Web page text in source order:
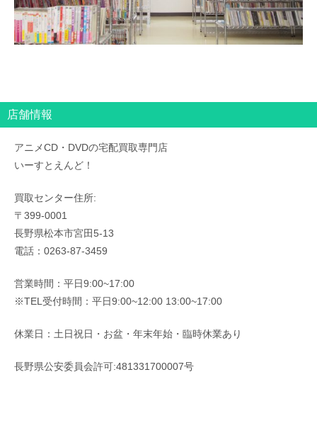
店舗情報
アニメCD・DVDの宅配買取専門店
いーすとえんど！
買取センター住所:
〒399-0001
長野県松本市宮田5-13
電話：0263-87-3459
営業時間：平日9:00~17:00
※TEL受付時間：平日9:00~12:00 13:00~17:00
休業日：土日祝日・お盆・年末年始・臨時休業あり
長野県公安委員会許可:481331700007号